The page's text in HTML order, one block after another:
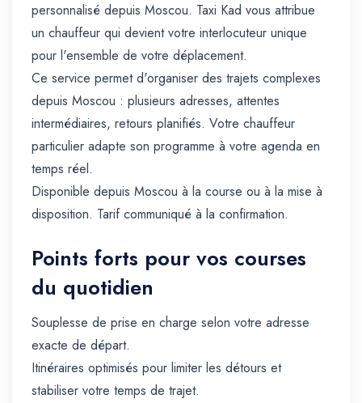
personnalisé depuis Moscou. Taxi Kad vous attribue
un chauffeur qui devient votre interlocuteur unique
pour l'ensemble de votre déplacement.
Ce service permet d'organiser des trajets complexes
depuis Moscou : plusieurs adresses, attentes
intermédiaires, retours planifiés. Votre chauffeur
particulier adapte son programme à votre agenda en
temps réel.
Disponible depuis Moscou à la course ou à la mise à
disposition. Tarif communiqué à la confirmation.
Points forts pour vos courses
du quotidien
Souplesse de prise en charge selon votre adresse
exacte de départ.
Itinéraires optimisés pour limiter les détours et
stabiliser votre temps de trajet.